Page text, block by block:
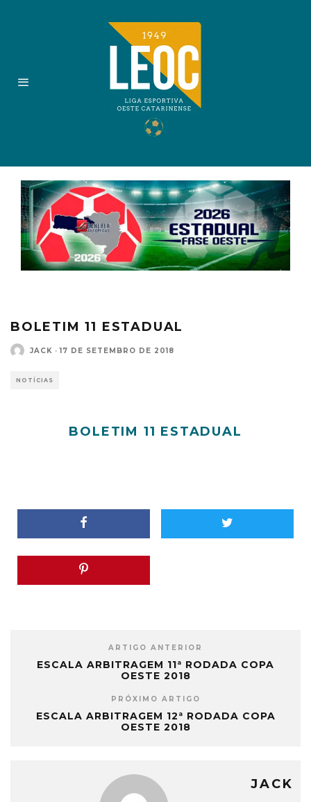
BOLETIM 11 ESTADUAL
JACK · 17 DE SETEMBRO DE 2018
NOTÍCIAS
BOLETIM 11 ESTADUAL
ARTIGO ANTERIOR
ESCALA ARBITRAGEM 11ª RODADA COPA
OESTE 2018
PRÓXIMO ARTIGO
ESCALA ARBITRAGEM 12ª RODADA COPA
OESTE 2018
JACK